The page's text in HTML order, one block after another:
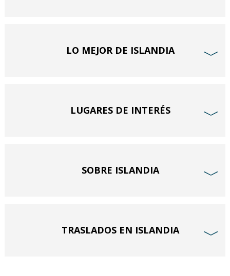
LO MEJOR DE ISLANDIA ﹀
LUGARES DE INTERÉS ﹀
SOBRE ISLANDIA ﹀
TRASLADOS EN ISLANDIA ﹀